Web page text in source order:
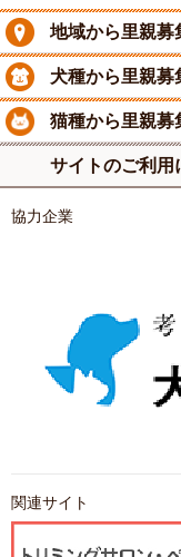
地域から里親募
犬種から里親募
猫種から里親募
サイトのご利用
協力企業
関連サイト